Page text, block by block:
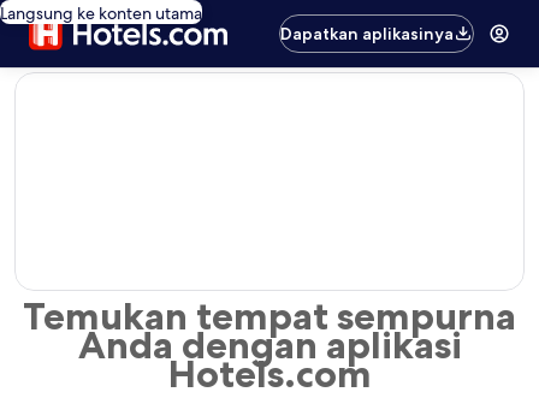
Langsung ke konten utama
Dapatkan aplikasinya
editorial
Temukan tempat sempurna
Anda dengan aplikasi
Hotels.com